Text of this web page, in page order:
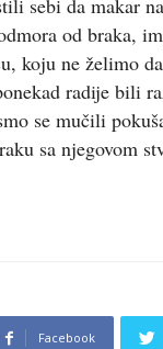
sebi da makar
od braka,
koju ne želimo
radije bili
se mučili
sa njegovom
Facebook